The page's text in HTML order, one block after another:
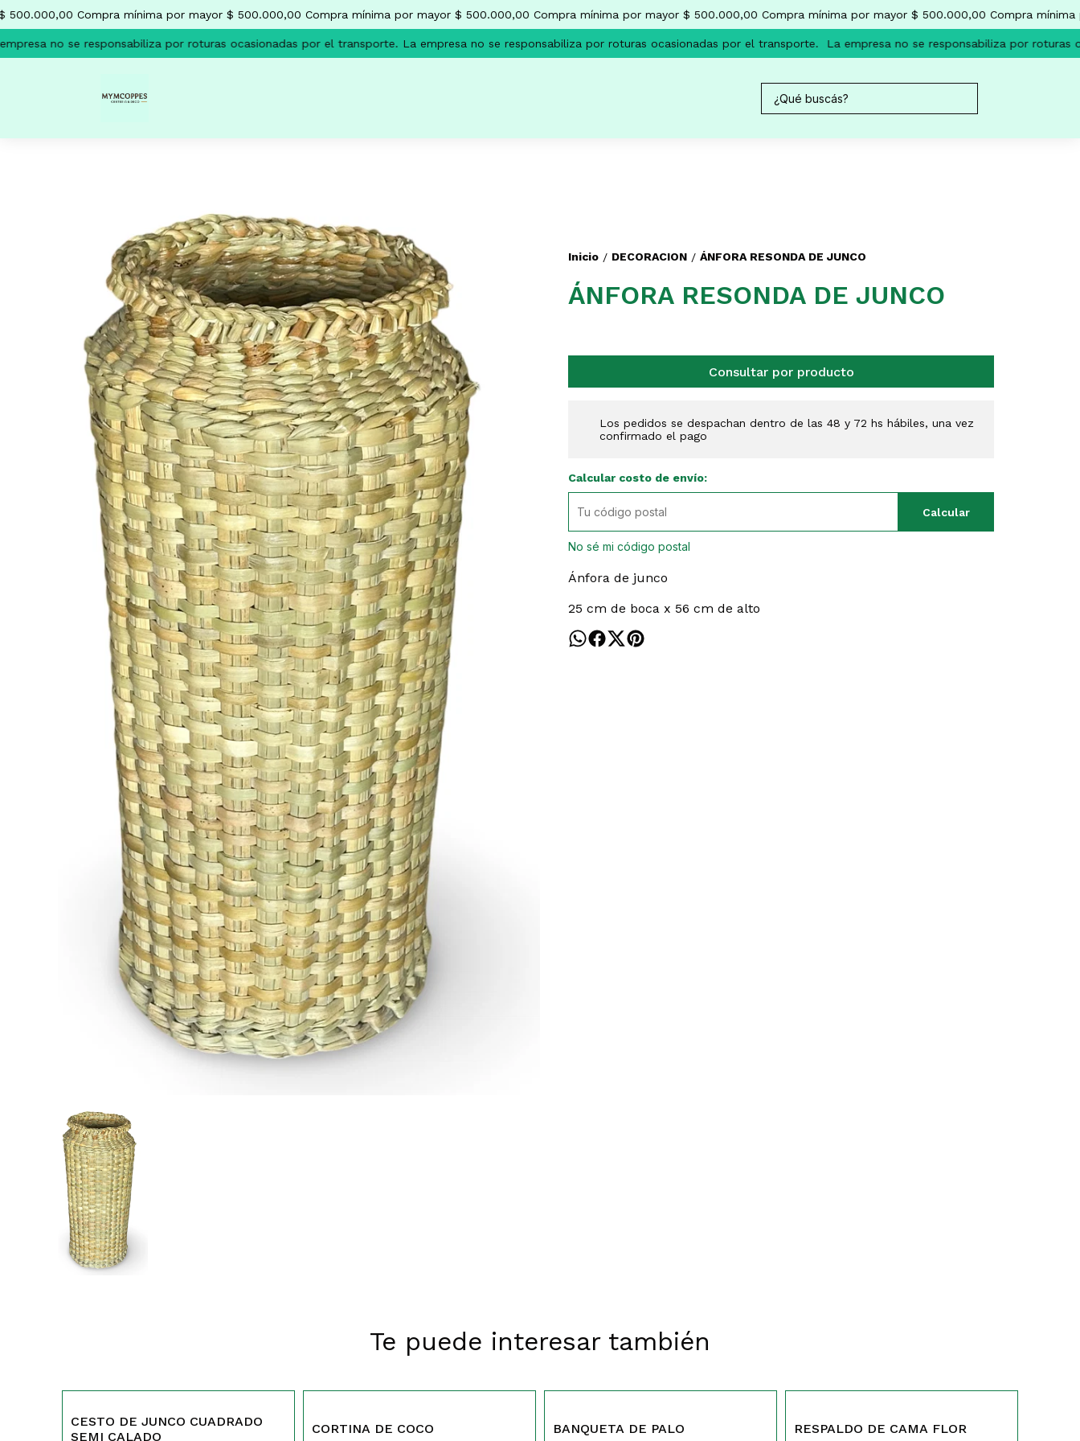
Compra mínima por mayor $ 500.000,00 Compra mínima por mayor $ 500.000,00 Compra mínima por mayor $ 500.000,00 Compra mínima por mayor $ 500.000,00 Compra mínima
no se responsabiliza por roturas ocasionadas por el transporte. La empresa no se responsabiliza por roturas ocasionadas por el transporte. La empresa no se responsabiliza por roturas
Inicio / DECORACION / ÁNFORA RESONDA DE JUNCO
ÁNFORA RESONDA DE JUNCO
Consultar por producto
Los pedidos se despachan dentro de las 48 y 72 hs hábiles, una vez
confirmado el pago
Calcular costo de envío:
Calcular
No sé mi código postal
Ánfora de junco
25 cm de boca x 56 cm de alto
Te puede interesar también
CESTO DE JUNCO CUADRADO
SEMI CALADO
CORTINA DE COCO
253
BANQUETA DE PALO
179
RESPALDO DE CAMA FLOR